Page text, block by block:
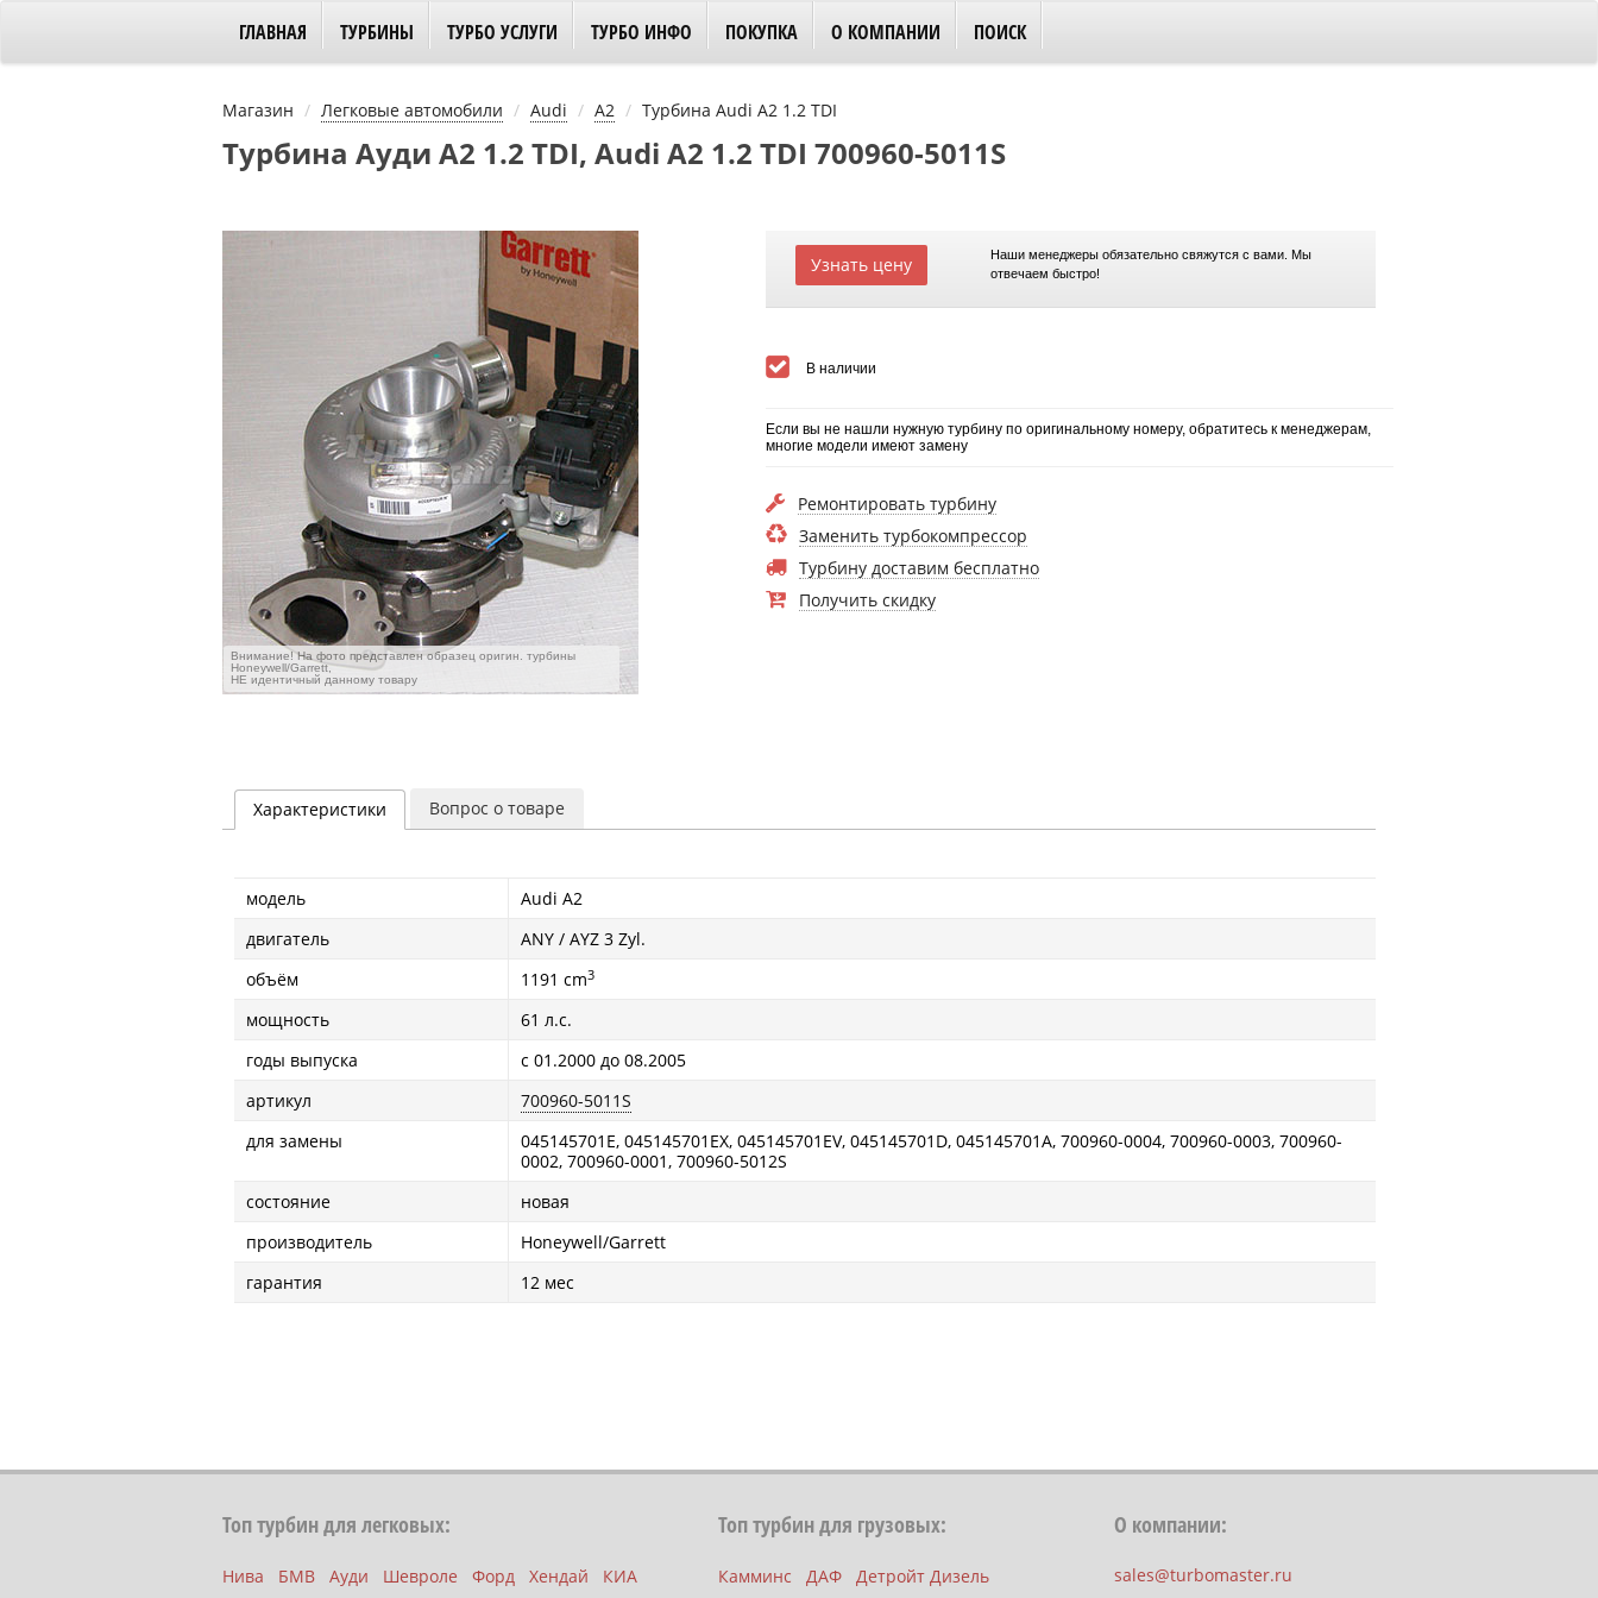
ГЛАВНАЯ ТУРБИНЫ ТУРБО УСЛУГИ ТУРБО ИНФО ПОКУПКА О КОМПАНИИ ПОИСК
Магазин Легковые автомобили Audi A2 Турбина Audi A2 1.2 TDI
Турбина Ауди А2 1.2 TDI, Audi A2 1.2 TDI 700960-5011S
Внимание! На фото представлен образец оригин. турбины
Honeywell/Garrett,
НЕ идентичный данному товару
Узнать цену
Наши менеджеры обязательно свяжутся с вами. Мы
отвечаем быстро!
В наличии
Если вы не нашли нужную турбину по оригинальному номеру, обратитесь к менеджерам,
многие модели имеют замену
Ремонтировать турбину
Заменить турбокомпрессор
Турбину доставим бесплатно
Получить скидку
Характеристики Вопрос о товаре
модель
Audi A2
двигатель
ANY / AYZ 3 Zyl.
объём
1191 cm3
мощность
61 л.с.
годы выпуска
с 01.2000 до 08.2005
артикул
700960-5011S
для замены
045145701E, 045145701EX, 045145701EV, 045145701D, 045145701A, 700960-0004, 700960-0003, 700960-
0002, 700960-0001, 700960-5012S
состояние
новая
производитель
Honeywell/Garrett
гарантия
12 мес
Топ турбин для легковых:
Нива БМВ Ауди Шевроле Форд Хендай
КИА
Топ турбин для грузовых:
Камминс ДАФ
Детройт Дизель
О компании:
sales@turbomaster.ru